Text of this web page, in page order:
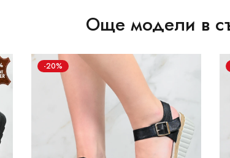
Още модели в
-20%